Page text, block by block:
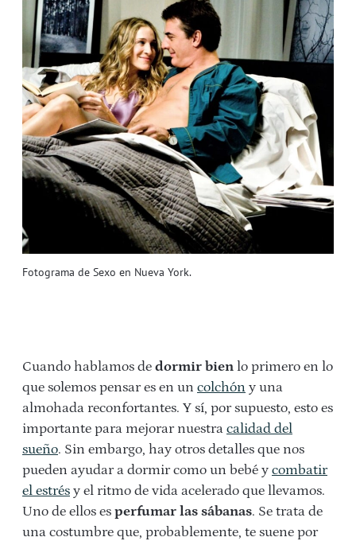
Fotograma de Sexo en Nueva York.
Cuando hablamos de dormir bien lo primero en lo
que solemos pensar es en un colchón y una
almohada reconfortantes. Y sí, por supuesto, esto es
importante para mejorar nuestra calidad del
sueño. Sin embargo, hay otros detalles que nos
pueden ayudar a dormir como un bebé y combatir
el estrés y el ritmo de vida acelerado que llevamos.
Uno de ellos es perfumar las sábanas. Se trata de
una costumbre que, probablemente, te suene por